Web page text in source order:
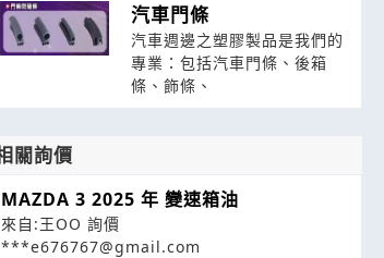
汽車門條
汽車週邊之塑膠製品是我們的
專業：包括汽車門條、後箱
條、飾條、
關詢價
MAZDA 3 2025 年 變速箱油
來自:王OO 詢價
***e676767@gmail.com